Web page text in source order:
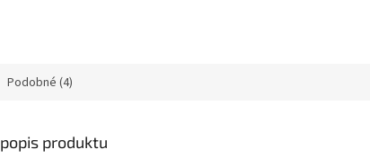
Podobné (4)
produktu